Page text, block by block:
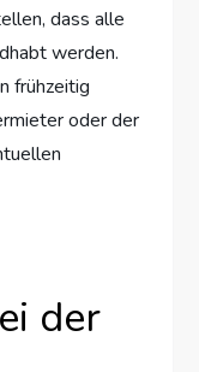
dass alle
werden.
frühzeitig
oder der
der